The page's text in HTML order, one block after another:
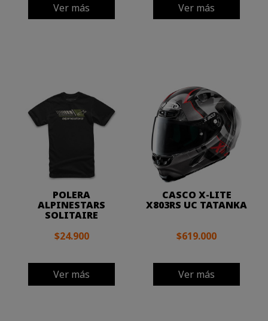
Ver más Ver más
POLERA
ALPINESTARS
SOLITAIRE
$24.900
Ver más
CASCO X-LITE
X803RS UC TATANKA
$619.000
Ver más